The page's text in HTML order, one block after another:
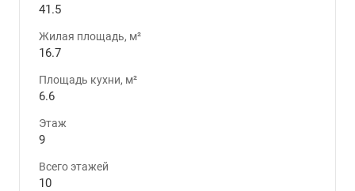
41.5
Жилая площадь, м²
16.7
Площадь кухни, м²
6.6
Этаж
9
Всего этажей
10